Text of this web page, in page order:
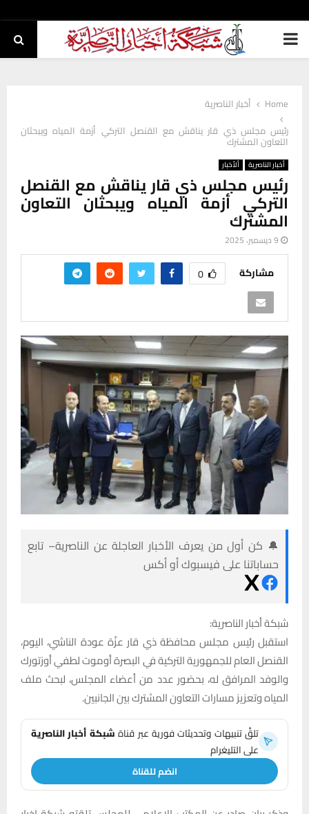
PRIMARY
Home
أخبار الناصرية
رئيس مجلس ذي قار يناقش مع القنصل التركي أزمة المياه ويبحثان
التعاون المشترك
أخبار الناصرية ألأخبار
رئيس مجلس ذي قار يناقش مع القنصل
التركي أزمة المياه ويبحثان التعاون
المشترك
9 ديسمبر، 2025
مشاركة 0
🔔 كن أول من يعرف الأخبار العاجلة عن الناصرية– تابع
حساباتنا على فيسبوك أو أكس
شبكة أخبار الناصرية:
استقبل رئيس مجلس محافظة ذي قار عزّة عودة الناشي، اليوم،
القنصل العام للجمهورية التركية في البصرة أوموت لطفي أوزتورك
والوفد المرافق له، بحضور عدد من أعضاء المجلس، لبحث ملف
المياه وتعزيز مسارات التعاون المشترك بين الجانبين.
تلقَّ تنبيهات وتحديثات فورية عبر قناةشبكة أخبار الناصرية
على التليغرام
انضم للقناة